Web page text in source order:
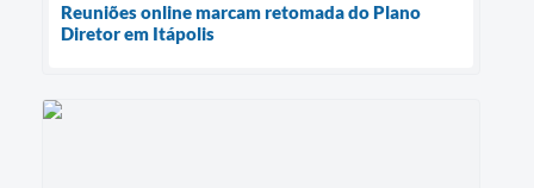
Reuniões online marcam retomada do Plano
Diretor em Itápolis